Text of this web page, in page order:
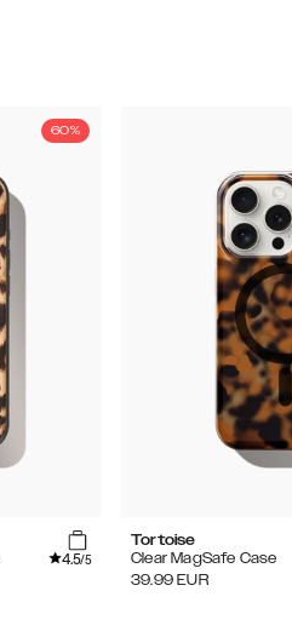
60%
4.5/5
Tortoise
Clear MagSafe Case
39.99 EUR